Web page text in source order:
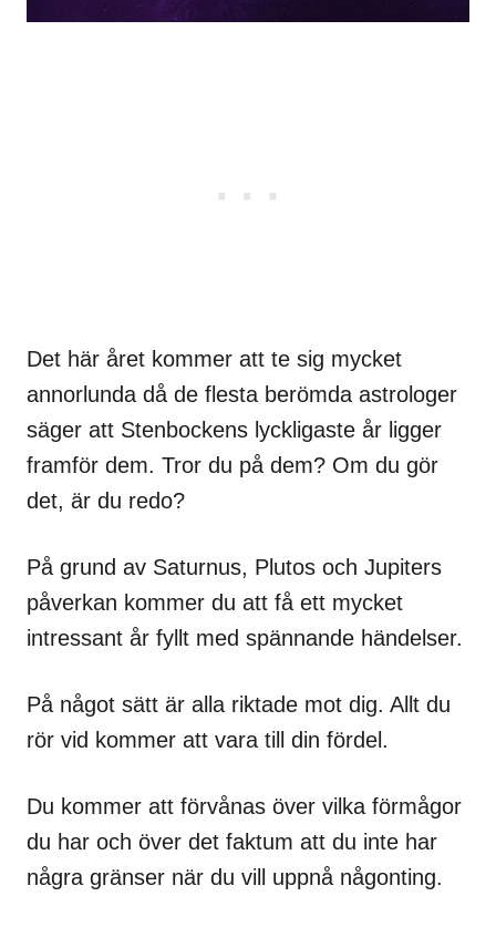
Det här året kommer att te sig mycket
annorlunda då de flesta berömda astrologer
säger att Stenbockens lyckligaste år ligger
framför dem. Tror du på dem? Om du gör
det, är du redo?
På grund av Saturnus, Plutos och Jupiters
påverkan kommer du att få ett mycket
intressant år fyllt med spännande händelser.
På något sätt är alla riktade mot dig. Allt du
rör vid kommer att vara till din fördel.
Du kommer att förvånas över vilka förmågor
du har och över det faktum att du inte har
några gränser när du vill uppnå någonting.